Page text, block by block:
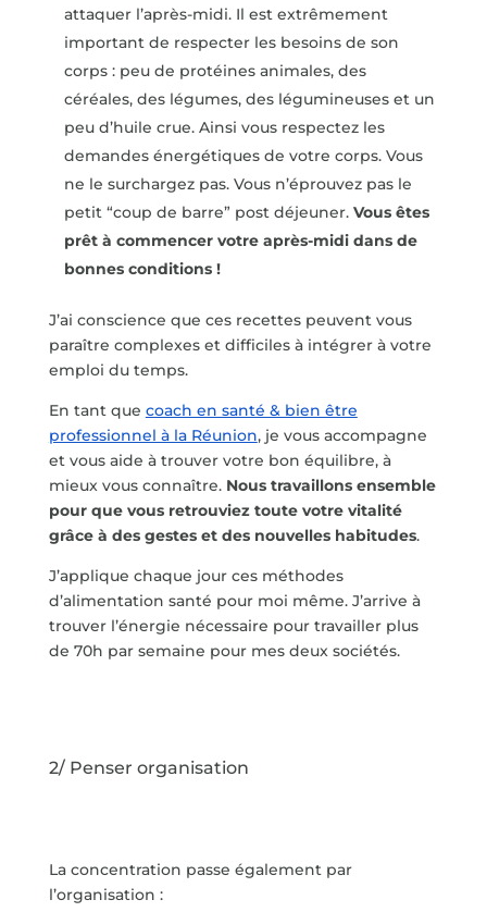
attaquer l’après-midi. Il est extrêmement
important de respecter les besoins de son
corps : peu de protéines animales, des
céréales, des légumes, des légumineuses et un
peu d’huile crue. Ainsi vous respectez les
demandes énergétiques de votre corps. Vous
ne le surchargez pas. Vous n’éprouvez pas le
petit “coup de barre” post déjeuner. Vous êtes
prêt à commencer votre après-midi dans de
bonnes conditions !
J’ai conscience que ces recettes peuvent vous
paraître complexes et difficiles à intégrer à votre
emploi du temps.
En tant que coach en santé & bien être
professionnel à la Réunion, je vous accompagne
et vous aide à trouver votre bon équilibre, à
mieux vous connaître. Nous travaillons ensemble
pour que vous retrouviez toute votre vitalité
grâce à des gestes et des nouvelles habitudes.
J’applique chaque jour ces méthodes
d’alimentation santé pour moi même. J’arrive à
trouver l’énergie nécessaire pour travailler plus
de 70h par semaine pour mes deux sociétés.
2/ Penser organisation
La concentration passe également par
l’organisation :